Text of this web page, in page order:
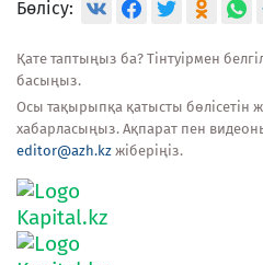
Бөлісу:
Қате таптыңыз ба? Тінтуірмен
басыңыз.
Осы тақырыпқа қатысты бөлісетін
хабарласыңыз. Ақпарат пен
editor@azh.kz жіберіңіз.